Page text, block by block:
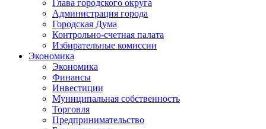
Глава городского округа
Администрация города
Городская Дума
Контрольно-счетная палата
Избирательные комиссии
Экономика
Экономика
Финансы
Инвестиции
Муниципальная собственность
Торговля
Предпринимательство